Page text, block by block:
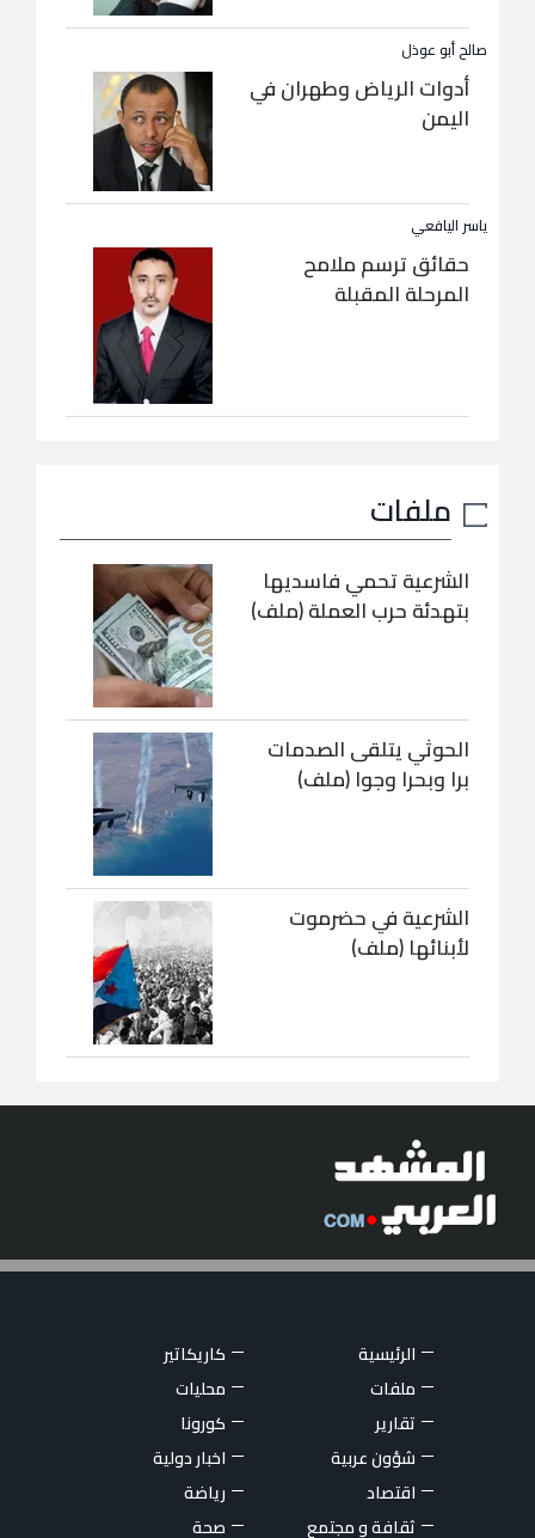
صالح أبو عوذل
أدوات الرياض وطهران في
اليمن
ياسر اليافعي
حقائق ترسم ملامح
المرحلة المقبلة
ملفات
الشرعية تحمي فاسديها
بتهدئة حرب العملة (ملف)
الحوثي يتلقى الصدمات
برا وبحرا وجوا (ملف)
الشرعية في حضرموت
لأبنائها (ملف)
الرئيسية
كاريكاتير
ملفات
محليات
تقارير
كورونا
شؤون عربية
اخبار دولية
اقتصاد
رياضة
ثقافة و مجتمع
صحة